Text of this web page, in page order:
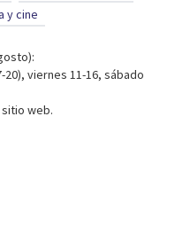
y cine
viernes 11-16, sábado
web.